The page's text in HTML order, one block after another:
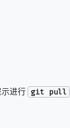
进行 git pull